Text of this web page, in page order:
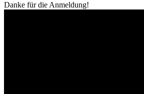
Danke für die Anmeldung!